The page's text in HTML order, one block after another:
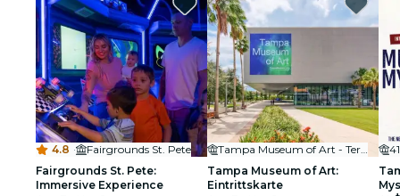
4.8 ·
Fairgrounds St. Pete
Fairgrounds St. Pete:
Immersive Experience
Tampa Museum of Art - Terrace
Tampa Museum of Art:
Eintrittskarte